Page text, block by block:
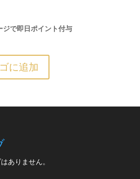
ジで即日ポイント付与
に追加
ありません。